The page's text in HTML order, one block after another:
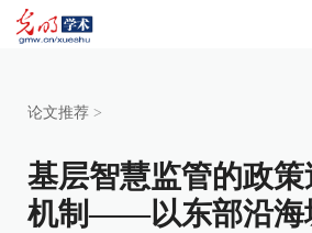
论文推荐 >
基层智慧监管的政
机制——以东部沿海